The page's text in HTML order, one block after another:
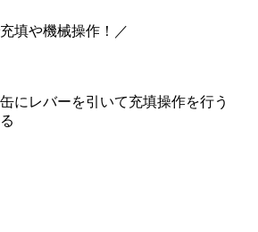
填や機械操作！／
レバーを引いて充填操作を行う